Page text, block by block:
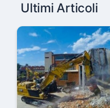
Ultimi Articoli